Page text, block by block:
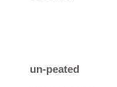
un-peated